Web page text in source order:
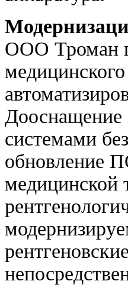
ООО Троман
Дооснащение
системами
обновление
медицинской